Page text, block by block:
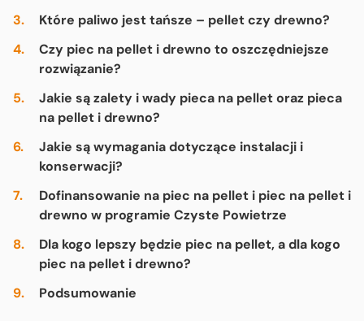
Które paliwo jest tańsze – pellet czy drewno?
Czy piec na pellet i drewno to oszczędniejsze
rozwiązanie?
Jakie są zalety i wady pieca na pellet oraz pieca
na pellet i drewno?
Jakie są wymagania dotyczące instalacji i
konserwacji?
Dofinansowanie na piec na pellet i piec na pellet i
drewno w programie Czyste Powietrze
Dla kogo lepszy będzie piec na pellet, a dla kogo
piec na pellet i drewno?
Podsumowanie